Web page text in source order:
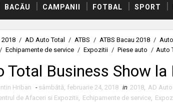
BACĂU CAMPANII FOTBAL SPORT
2018 / AD Auto Total / ATBS / ATBS Bacau 2018 /
/ Echipamente de service / Expozitii / Piese auto / Auto
Total Business Show la
Hriban - sâmbătă, februarie 24, 2018 in 2018, AD Auto
de Afaceri si Expozitii, Echipamente de service,